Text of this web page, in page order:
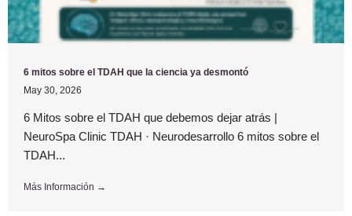
6 mitos sobre el TDAH que la ciencia ya desmontó
May 30, 2026
6 Mitos sobre el TDAH que debemos dejar atrás |
NeuroSpa Clinic TDAH · Neurodesarrollo 6 mitos sobre el
TDAH...
Más Información →